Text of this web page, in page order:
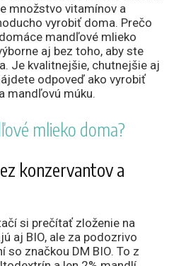
množstvo vitamínov a
vyrobiť doma. Prečo
mandľové mlieko
aj bez toho, aby ste
Je kvalitnejšie, chutnejšie aj
odpoveď ako vyrobiť
mandľovú múku.
mlieko doma?
konzervantov a
si prečítať zloženie na
aj BIO, ale za podozrivo
so značkou DM BIO. To z